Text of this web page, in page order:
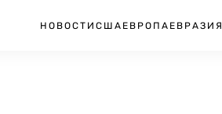
НОВОСТИ США ЕВРОПА ЕВРАЗИЯ